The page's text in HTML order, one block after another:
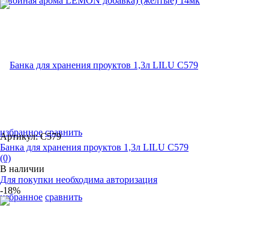
избранное сравнить
избранное сравнить
Артикул: С579
Банка для хранения проуктов 1,3л LILU С579
(0)
В наличии
Для покупки необходима авторизация
-18%